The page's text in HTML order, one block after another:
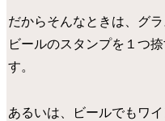
だからそんなときは、グ
ビールのスタンプを１つ
す。
あるいは、ビールでもワ